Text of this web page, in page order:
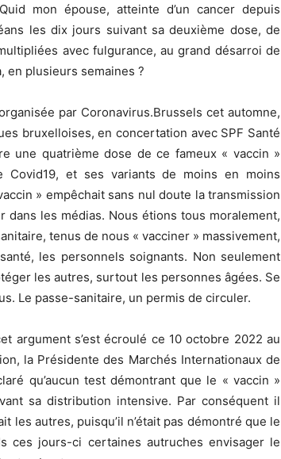
mon épouse, atteinte d’un cancer depuis
les dix jours suivant sa deuxième dose, de
avec fulgurance, au grand désarroi de
en plusieurs semaines ?
par Coronavirus.Brussels cet automne,
bruxelloises, en concertation avec SPF Santé
une quatrième dose de ce fameux « vaccin »
et ses variants de moins en moins
» empêchait sans nul doute la transmission
dans les médias. Nous étions tous moralement,
tenus de nous « vacciner » massivement,
les personnels soignants. Non seulement
les autres, surtout les personnes âgées. Se
Le passe-sanitaire, un permis de circuler.
argument s’est écroulé ce 10 octobre 2022 au
la Présidente des Marchés Internationaux de
qu’aucun test démontrant que le « vaccin »
sa distribution intensive. Par conséquent il
les autres, puisqu’il n’était pas démontré que le
ces jours-ci certaines autruches envisager le